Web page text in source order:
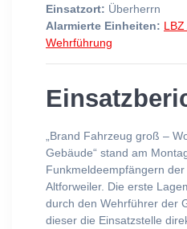
Einsatzort: Überherrn
Alarmierte Einheiten:
Wehrführung
„Brand Fahrzeug groß –
Gebäude“ stand am
Funkmeldeempfängern
Altforweiler. Die erste
durch den Wehrführer der
dieser die Einsatzstelle